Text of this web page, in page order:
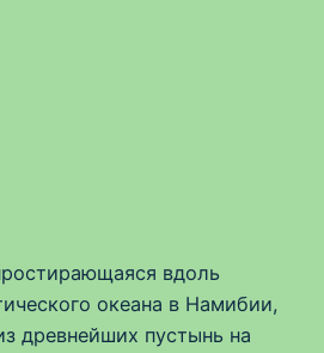
вдоль
океана в Намибии,
древнейших пустынь на